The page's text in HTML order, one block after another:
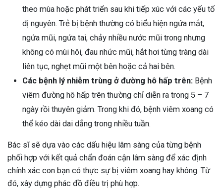
theo mùa hoặc phát triển sau khi tiếp xúc với các yếu tố
dị nguyên. Trẻ bị bệnh thường có biểu hiện ngứa mắt,
ngứa mũi, ngứa tai, chảy nhiều nước mũi trong nhưng
không có mùi hôi, đau nhức mũi, hắt hơi từng tràng dài
liên tục, nghẹt mũi một bên hoặc cả hai bên.
Các bệnh lý nhiễm trùng ở đường hô hấp trên: Bệnh
viêm đường hô hấp trên thường chỉ diễn ra trong 5 – 7
ngày rồi thuyên giảm. Trong khi đó, bệnh viêm xoang có
thể kéo dài dai dẳng trong nhiều tuần.
Bác sĩ sẽ dựa vào các dấu hiệu lâm sàng của từng bệnh
phối hợp với kết quả chẩn đoán cận lâm sàng để xác định
chính xác con bạn có thực sự bị viêm xoang hay không. Từ
đó, xây dựng phác đồ điều trị phù hợp.